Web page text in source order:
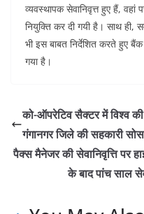
व्यवस्थापक सेवानिवृत्त हुए हैं, वहां
नियुक्ति कर दी गयी है। साथ ही,
भी इस बाबत निर्देशित करते हुए
गया है।
को-ऑपरेटिव सैक्टर में विश्व
गंगानगर जिले की सहकारी
पैक्स मैनेजर की सेवानिवृत्ति पर
के बाद पांच साल